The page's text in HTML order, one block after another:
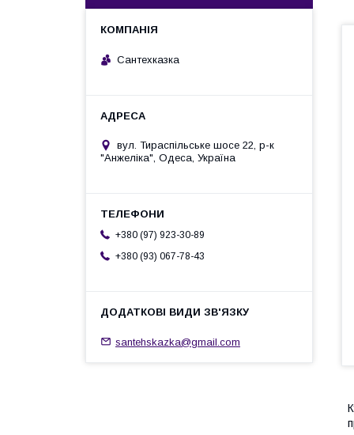
Сантехказка
вул. Тираспільське шосе 22, р-к
"Анжеліка", Одеса, Україна
+380 (97) 923-30-89
+380 (93) 067-78-43
santehskazka@gmail.com